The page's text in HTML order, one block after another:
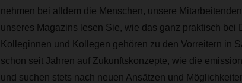
nehmen bei alldem die Menschen, unsere
unseres Magazins lesen Sie, wie das ganz praktisch
Kolleginnen und Kollegen gehören zu den Vorreitern in
schon seit Jahren auf Zukunftskonzepte, wie die
und suchen stets nach neuen Ansätzen und